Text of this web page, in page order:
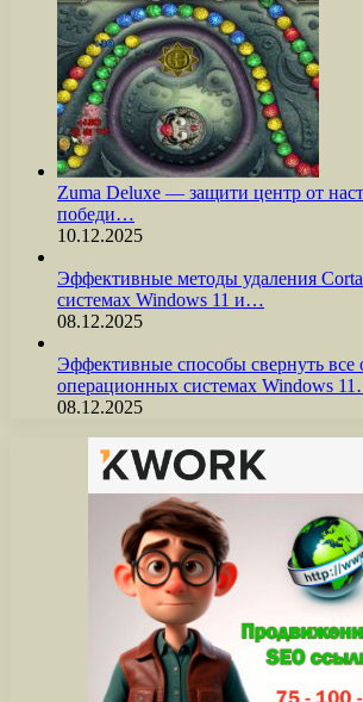
Zuma Deluxe — защити центр от
победи…
10.12.2025
Эффективные методы удаления
системах Windows 11 и…
08.12.2025
Эффективные способы свернуть все
операционных системах Windows
08.12.2025